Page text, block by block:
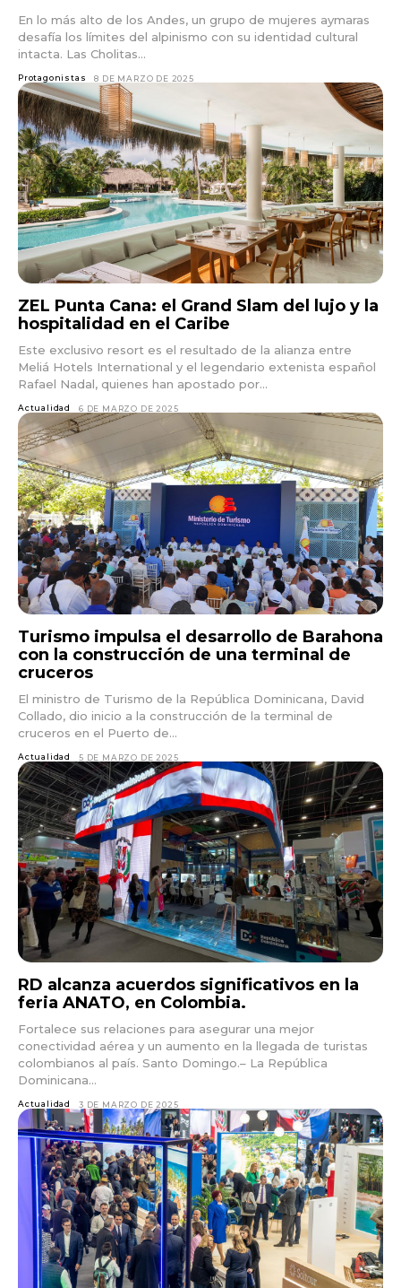
Don't miss
out!
Sing up for our newsletter
to stay in the loop.
En lo más alto de los Andes, un grupo de mujeres aymaras
desafía los límites del alpinismo con su identidad cultural
intacta. Las Cholitas...
Protagonistas 8 DE MARZO DE 2025
ZEL Punta Cana: el Grand Slam del lujo y la
hospitalidad en el Caribe
Este exclusivo resort es el resultado de la alianza entre
Meliá Hotels International y el legendario extenista español
Rafael Nadal, quienes han apostado por...
Actualidad 6 DE MARZO DE 2025
Turismo impulsa el desarrollo de Barahona
con la construcción de una terminal de
cruceros
El ministro de Turismo de la República Dominicana, David
Collado, dio inicio a la construcción de la terminal de
cruceros en el Puerto de...
Actualidad 5 DE MARZO DE 2025
RD alcanza acuerdos significativos en la
feria ANATO, en Colombia.
Fortalece sus relaciones para asegurar una mejor
conectividad aérea y un aumento en la llegada de turistas
colombianos al país. Santo Domingo.– La República
Dominicana...
Actualidad 3 DE MARZO DE 2025